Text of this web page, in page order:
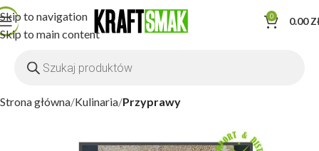
Skip to navigation
Skip to main content
0 0.00
Strona główna Kulinaria Przyprawy